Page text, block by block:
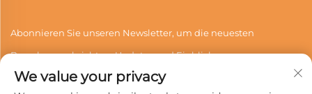
Abonnieren Sie unseren Newsletter, um die neuesten
Branchennachrichten, Updates und Einblicke von unserem
Team zu erhalten.
We value your privacy